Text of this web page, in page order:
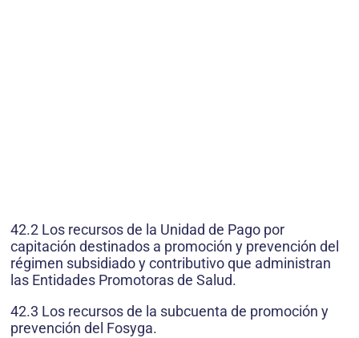
42.2 Los recursos de la Unidad de Pago por
capitación destinados a promoción y prevención del
régimen subsidiado y contributivo que administran
las Entidades Promotoras de Salud.
42.3 Los recursos de la subcuenta de promoción y
prevención del Fosyga.